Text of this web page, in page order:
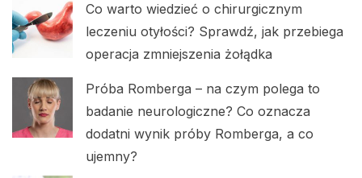
Co warto wiedzieć o chirurgicznym
leczeniu otyłości? Sprawdź, jak przebiega
operacja zmniejszenia żołądka
Próba Romberga – na czym polega to
badanie neurologiczne? Co oznacza
dodatni wynik próby Romberga, a co
ujemny?